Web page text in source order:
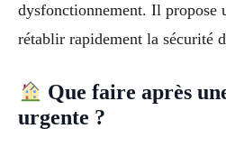
dysfonctionnement. Il propose
rétablir rapidement la sécurité
Que faire après
urgente ?